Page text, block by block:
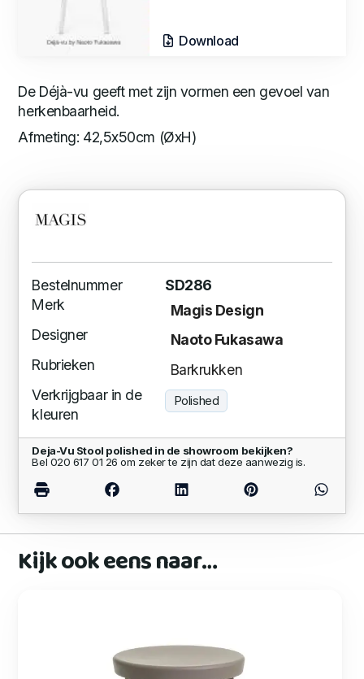
Download
De Déjà-vu geeft met zijn vormen een gevoel van
herkenbaarheid.
Afmeting: 42,5x50cm (ØxH)
Bestelnummer
SD286
Merk
Magis Design
Designer
Naoto Fukasawa
Rubrieken
Barkrukken
Verkrijgbaar in de
kleuren
Polished
Deja-Vu Stool polished in de showroom bekijken?
Bel 020 617 01 26 om zeker te zijn dat deze aanwezig is.
Kijk ook eens naar…